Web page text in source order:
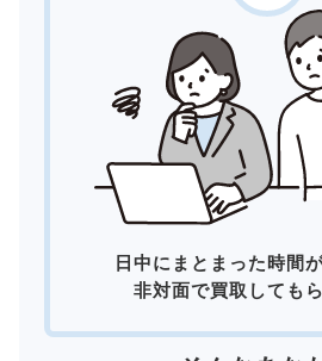
日中にまとまった時間
非対面で買取してもら